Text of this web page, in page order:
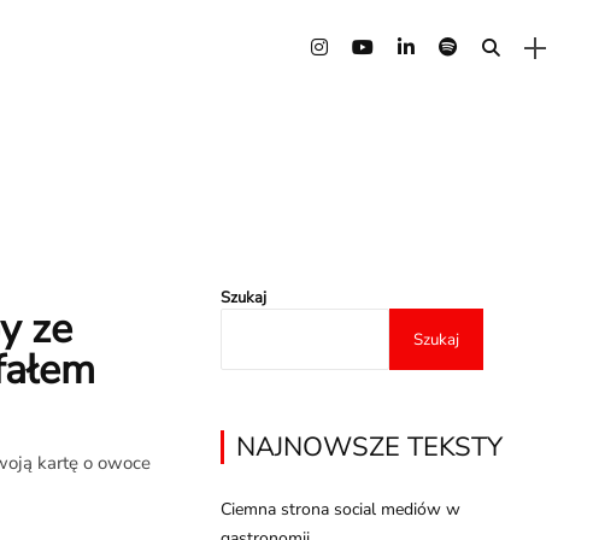
ze
kartę o owoce
Szukaj
Szukaj
NAJNOWSZE TEKSTY
Ciemna strona social mediów w